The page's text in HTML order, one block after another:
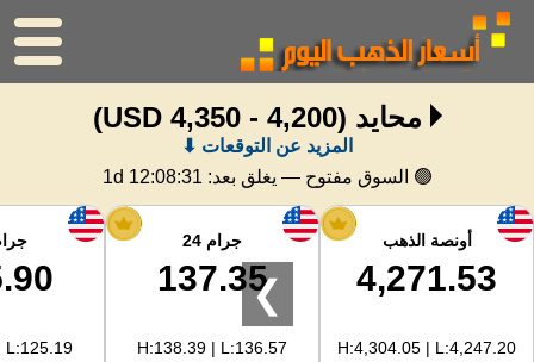
الرئيسية
سعر الذهب
اسعار الفضه
حاسبة الذهب
لمشرفي المواقع
محايد (4,200 - 4,350 USD)
المزيد عن التوقعات ⬇
🟢 السوق مفتوح — يغلق بعد: 1d 12:08:31
أونصة الذهب
4,271.53
H:4,304.05 | L:4,247.20
جرام 24
137.35
H:138.39 | L:136.57
L:125.19
❯